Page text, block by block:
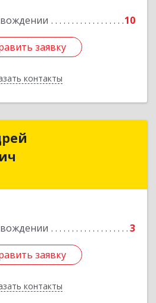
10
заявку
контакты
Подробнее
заявку
Назад
3
заявку
контакты
Юрданов Андрей
Подробнее
заявку
Назад